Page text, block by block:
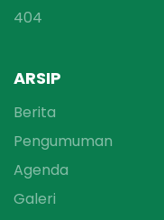
404
ARSIP
Berita
Pengumuman
Agenda
Galeri